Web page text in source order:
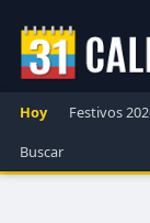
Hoy Festivos
Buscar